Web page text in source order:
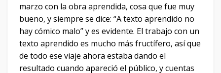
marzo con la obra aprendida, cosa que fue muy
bueno, y siempre se dice: “A texto aprendido no
hay cómico malo” y es evidente. El trabajo con un
texto aprendido es mucho más fructífero, así que
de todo ese viaje ahora estaba dando el
resultado cuando apareció el público, y cuentas